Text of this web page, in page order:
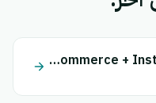
WooCommerce + Instagram Comment